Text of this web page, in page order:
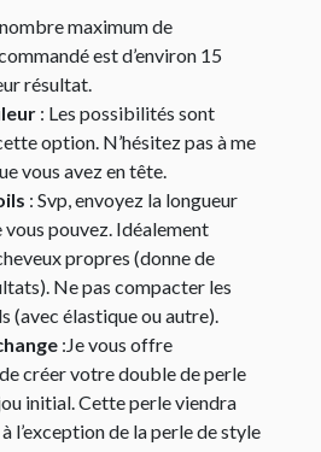
maximum de
est d’environ 15
résultat.
: Les possibilités sont
option. N’hésitez pas à me
vous avez en tête.
: Svp, envoyez la longueur
vous pouvez. Idéalement
propres (donne de
Ne pas compacter les
(avec élastique ou autre).
:Je vous offre
créer votre double de perle
initial. Cette perle viendra
l’exception de la perle de style